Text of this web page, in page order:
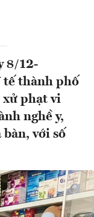
8/12-
tế thành phố
xử phạt vi
nghề y,
với số